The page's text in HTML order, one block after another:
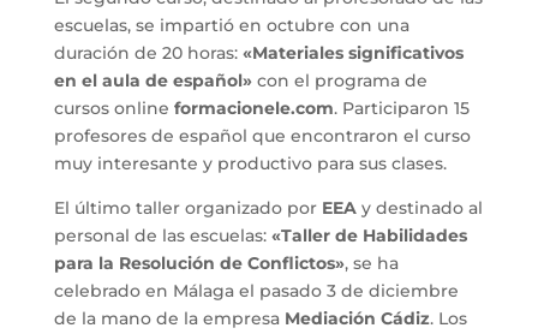
escuelas, se impartió en octubre con una
duración de 20 horas: «Materiales significativos
en el aula de español»con el programa de
cursos online formacionele.com. Participaron 15
profesores de español que encontraron el curso
muy interesante y productivo para sus clases.
El último taller organizado por EEAy destinado al
personal de las escuelas: «Taller de Habilidades
para la Resolución de Conflictos», se ha
celebrado en Málaga el pasado 3 de diciembre
de la mano de la empresa Mediación Cádiz. Los